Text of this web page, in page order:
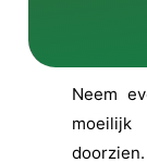
Neem
doorzien.